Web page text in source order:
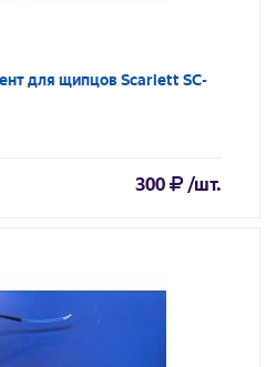
для щипцов Scarlett SC-
300 /шт.